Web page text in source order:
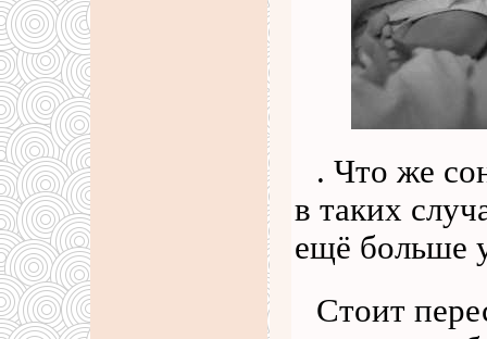
. Что же
в таких
ещё больше
Стоит